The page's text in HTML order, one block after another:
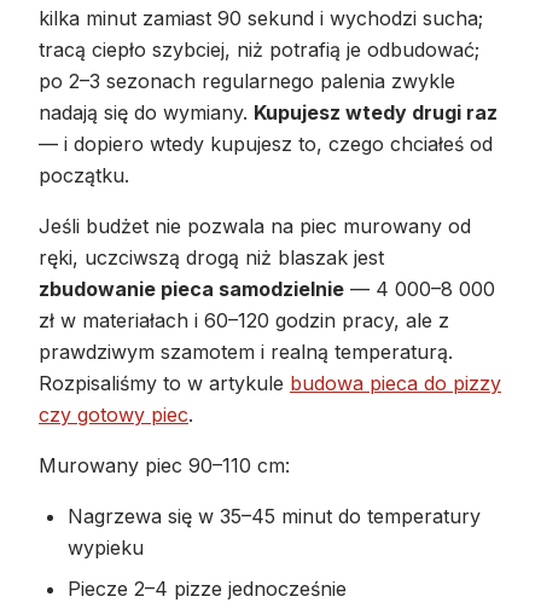
kilka minut zamiast 90 sekund i wychodzi sucha;
tracą ciepło szybciej, niż potrafią je odbudować;
po 2–3 sezonach regularnego palenia zwykle
nadają się do wymiany. Kupujesz wtedy drugi raz
— i dopiero wtedy kupujesz to, czego chciałeś od
początku.
Jeśli budżet nie pozwala na piec murowany od
ręki, uczciwszą drogą niż blaszak jest
zbudowanie pieca samodzielnie — 4 000–8 000
zł w materiałach i 60–120 godzin pracy, ale z
prawdziwym szamotem i realną temperaturą.
Rozpisaliśmy to w artykule budowa pieca do pizzy
czy gotowy piec.
Murowany piec 90–110 cm:
Nagrzewa się w 35–45 minut do temperatury
wypieku
Piecze 2–4 pizze jednocześnie